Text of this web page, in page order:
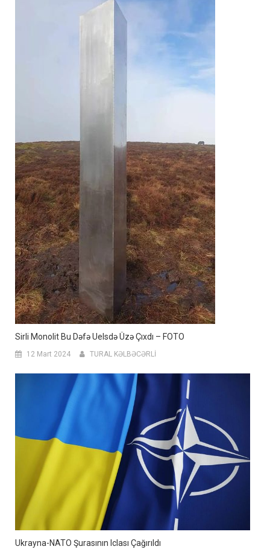
Sirli Monolit Bu Dəfə Uelsdə Üzə Çıxdı – FOTO
12 Mart 2024 TURAL KƏLBƏCƏRLİ
Ukrayna-NATO Şurasının Iclası Çağırıldı